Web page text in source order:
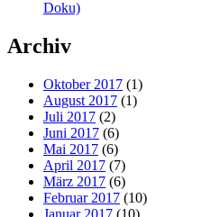
Doku)
Archiv
Oktober 2017 (1)
August 2017 (1)
Juli 2017 (2)
Juni 2017 (6)
Mai 2017 (6)
April 2017 (7)
März 2017 (6)
Februar 2017 (10)
Januar 2017 (10)